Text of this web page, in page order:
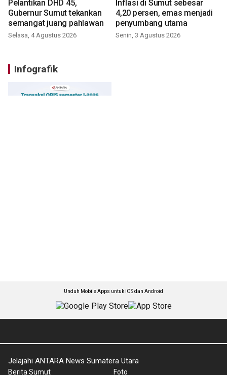
Pelantikan DHD 45,
Gubernur Sumut tekankan
semangat juang pahlawan
Selasa, 4 Agustus 2026
Inflasi di Sumut sebesar
4,20 persen, emas menjadi
penyumbang utama
Senin, 3 Agustus 2026
Infografik
Unduh Mobile Apps untuk iOS dan Android
Jelajahi ANTARA News Sumatera Utara
Berita Sumut Foto